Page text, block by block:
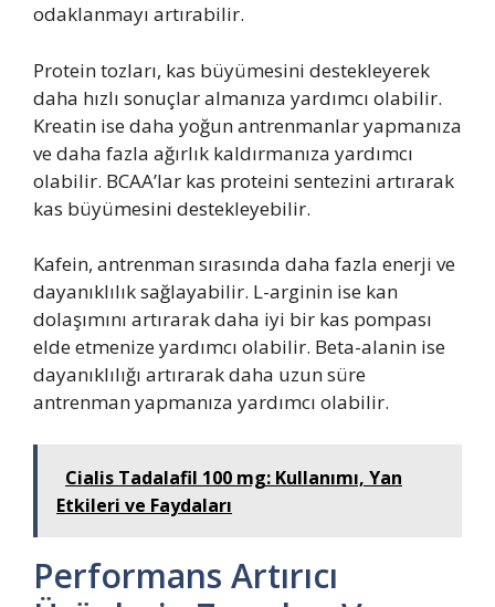
odaklanmayı artırabilir.
Protein tozları, kas büyümesini destekleyerek
daha hızlı sonuçlar almanıza yardımcı olabilir.
Kreatin ise daha yoğun antrenmanlar yapmanıza
ve daha fazla ağırlık kaldırmanıza yardımcı
olabilir. BCAA’lar kas proteini sentezini artırarak
kas büyümesini destekleyebilir.
Kafein, antrenman sırasında daha fazla enerji ve
dayanıklılık sağlayabilir. L-arginin ise kan
dolaşımını artırarak daha iyi bir kas pompası
elde etmenize yardımcı olabilir. Beta-alanin ise
dayanıklılığı artırarak daha uzun süre
antrenman yapmanıza yardımcı olabilir.
Cialis Tadalafil 100 mg: Kullanımı, Yan
Etkileri ve Faydaları
Performans Artırıcı